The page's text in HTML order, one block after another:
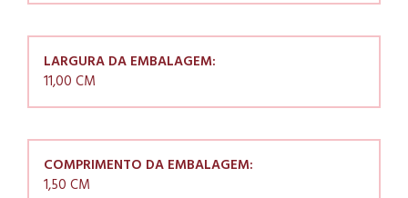
LARGURA DA EMBALAGEM:
11,00 CM
COMPRIMENTO DA EMBALAGEM:
1,50 CM